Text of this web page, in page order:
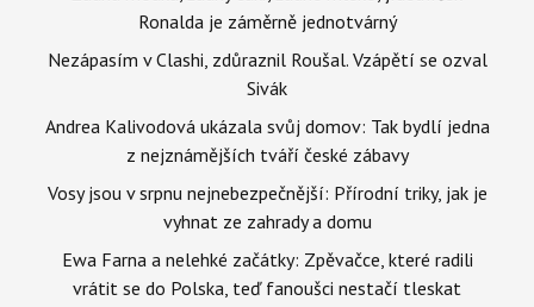
Ronalda je záměrně jednotvárný
Nezápasím v Clashi, zdůraznil Roušal. Vzápětí se ozval
Sivák
Andrea Kalivodová ukázala svůj domov: Tak bydlí jedna
z nejznámějších tváří české zábavy
Vosy jsou v srpnu nejnebezpečnější: Přírodní triky, jak je
vyhnat ze zahrady a domu
Ewa Farna a nelehké začátky: Zpěvačce, které radili
vrátit se do Polska, teď fanoušci nestačí tleskat